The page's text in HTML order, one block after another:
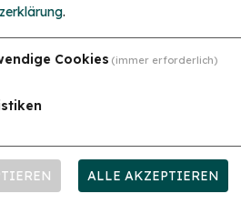
der Treuchtlinger
zu zaubern und Freude und
Dann melde dich
.
Cookies (immer erforderlich)
ALLE AKZEPTIEREN